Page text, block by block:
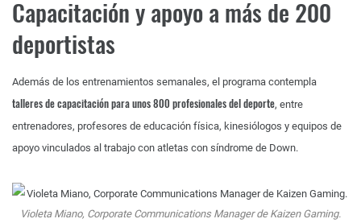
Capacitación y apoyo a más de 200
deportistas
Además de los entrenamientos semanales, el programa contempla
talleres de capacitación para unos 800 profesionales del deporte, entre
entrenadores, profesores de educación física, kinesiólogos y equipos de
apoyo vinculados al trabajo con atletas con síndrome de Down.
Violeta Miano, Corporate Communications Manager de Kaizen Gaming.